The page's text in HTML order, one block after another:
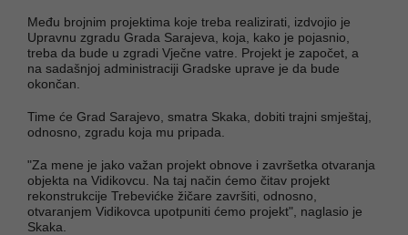
Među brojnim projektima koje treba realizirati, izdvojio je
Upravnu zgradu Grada Sarajeva, koja, kako je pojasnio,
treba da bude u zgradi Vječne vatre. Projekt je započet, a
na sadašnjoj administraciji Gradske uprave je da bude
okončan.
Time će Grad Sarajevo, smatra Skaka, dobiti trajni smještaj,
odnosno, zgradu koja mu pripada.
"Za mene je jako važan projekt obnove i završetka otvaranja
objekta na Vidikovcu. Na taj način ćemo čitav projekt
rekonstrukcije Trebevićke žičare završiti, odnosno,
otvaranjem Vidikovca upotpuniti ćemo projekt", naglasio je
Skaka.